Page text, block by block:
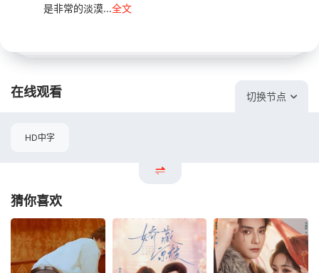
是非常的淡漠...全文
在线观看 切换节点
HD中字
猜你喜欢